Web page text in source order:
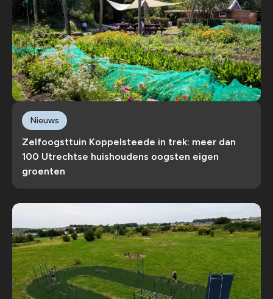
Zelfoogsttuin Koppelsteede in trek: meer dan
100 Utrechtse huishoudens oogsten eigen
groenten
Nieuws